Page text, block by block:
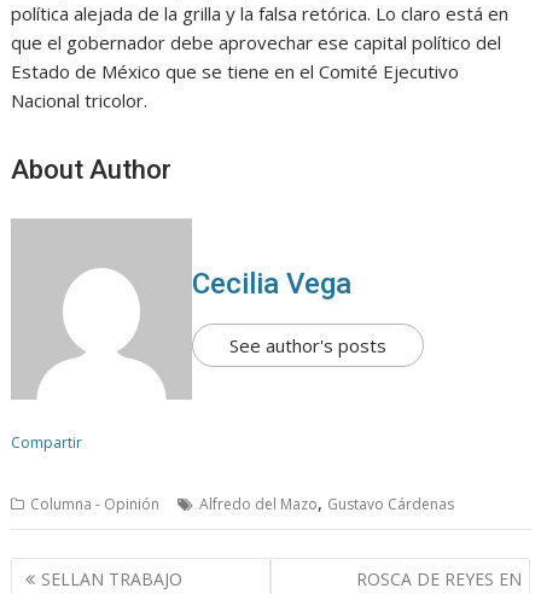
política alejada de la grilla y la falsa retórica. Lo claro está en
que el gobernador debe aprovechar ese capital político del
Estado de México que se tiene en el Comité Ejecutivo
Nacional tricolor.
About Author
Cecilia Vega
See author's posts
Compartir
Columna - Opinión Alfredo del Mazo, Gustavo Cárdenas
N SELLAN TRABAJO
ROSCA DE REYES EN